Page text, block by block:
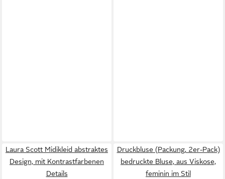
Laura Scott Midikleid abstraktes
Design, mit Kontrastfarbenen
Details
Druckbluse (Packung, 2er-Pack)
bedruckte Bluse, aus Viskose,
feminin im Stil